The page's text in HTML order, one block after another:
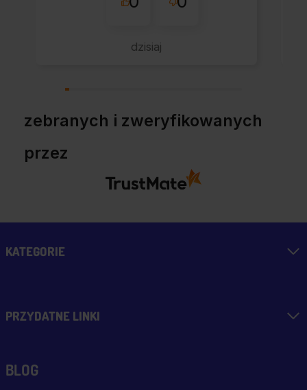
dzisiaj
zebranych i zweryfikowanych
przez
KATEGORIE
PRZYDATNE LINKI
BLOG